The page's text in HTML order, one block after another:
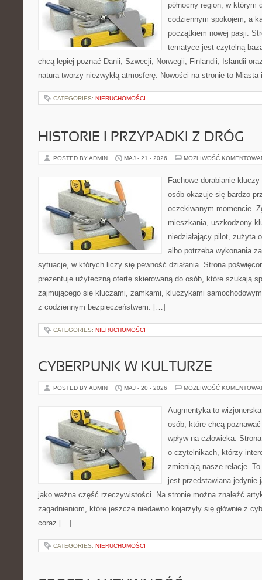
północny region, w
codziennym spokojem, a
początkiem nowej pasji.
tematyce jest czytelną
chcą lepiej poznać Danii, Szwecji, Norwegii, Finlandii, Islandii
natura tworzy niezwykłą atmosferę. Nowości na stronie to
CATEGORIES: NIERUCHOMOŚCI
HISTORIE I PRZYPADKI Z DRÓG
POSTED BY ADMIN MAJ - 21 - 2026 MOŻLIWOŚĆ
Fachowe dorabianie
osób okazuje się bardzo
oczekiwanym momencie.
mieszkania, uszkodzony
niedziałający pilot, zużyta
albo potrzeba wykonania
sytuacje, w których liczy się pewność działania. Strona
prezentuje użyteczną ofertę skierowaną do osób, które szukają
zajmującego się kluczami, zamkami, kluczykami
z codziennym bezpieczeństwem. […]
CATEGORIES: NIERUCHOMOŚCI
CYBERPUNK W KULTURZE
POSTED BY ADMIN MAJ - 20 - 2026 MOŻLIWOŚĆ
Augmentyka to
osób, które chcą
wpływ na człowieka.
o czytelnikach, którzy
zmieniają nasze relacje.
jest przedstawiana jedynie
jako ważna część rzeczywistości. Na stronie można znaleźć
zagadnieniom, które jeszcze niedawno kojarzyły się głównie z
coraz […]
CATEGORIES: NIERUCHOMOŚCI